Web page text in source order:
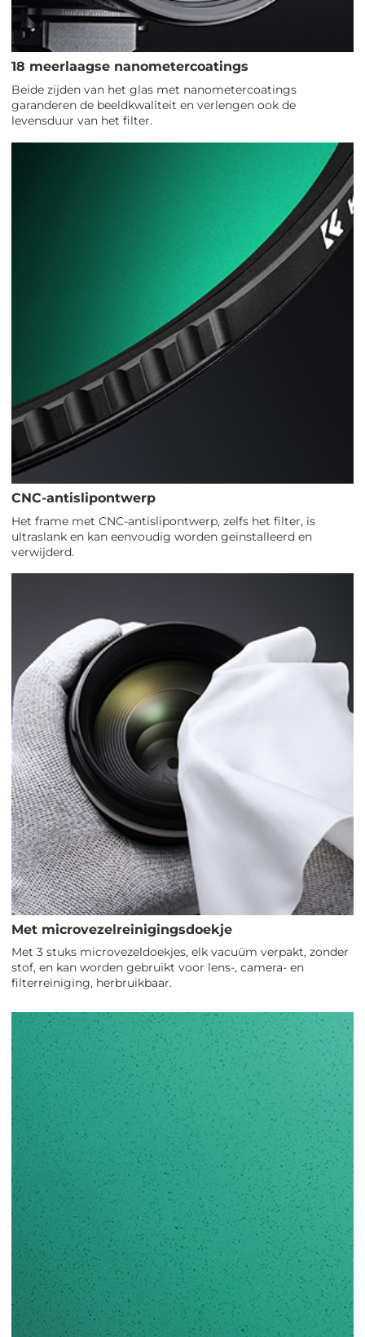
18 meerlaagse nanometercoatings
Beide zijden van het glas met nanometercoatings
garanderen de beeldkwaliteit en verlengen ook de
levensduur van het filter.
CNC-antislipontwerp
Het frame met CNC-antislipontwerp, zelfs het filter, is
ultraslank en kan eenvoudig worden geïnstalleerd en
verwijderd.
Met microvezelreinigingsdoekje
Met 3 stuks microvezeldoekjes, elk vacuüm verpakt, zonder
stof, en kan worden gebruikt voor lens-, camera- en
filterreiniging, herbruikbaar.